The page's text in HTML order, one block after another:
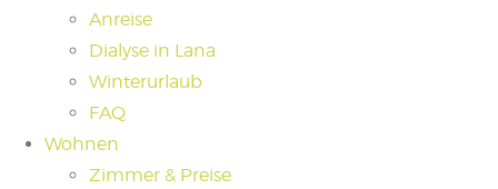
Anreise
Dialyse in Lana
Winterurlaub
FAQ
Wohnen
Zimmer & Preise